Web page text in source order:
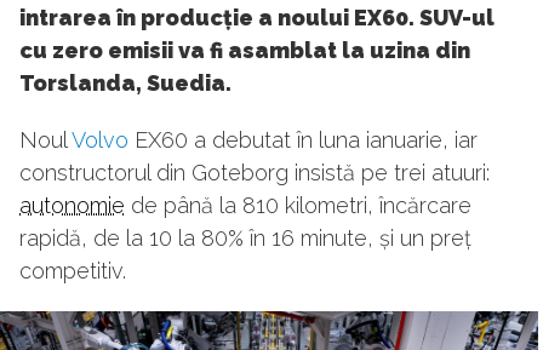
intrarea în producție a noului EX60. SUV-ul
cu zero emisii va fi asamblat la uzina din
Torslanda, Suedia.
NoulVolvo EX60 a debutat în luna ianuarie, iar
constructorul din Goteborg insistă pe trei atuuri:
autonomie de până la 810 kilometri, încărcare
rapidă, de la 10 la 80% în 16 minute, și un preț
competitiv.